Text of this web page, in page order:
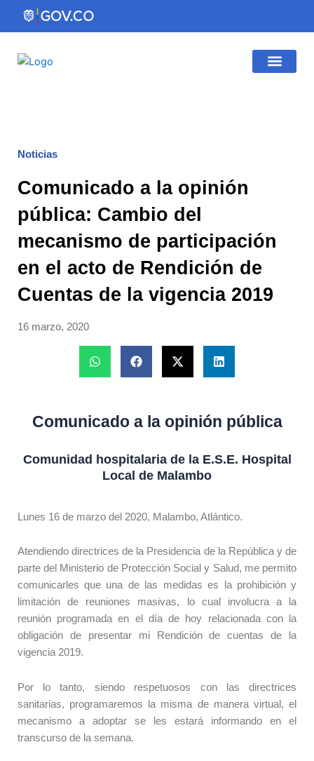
Noticias
Comunicado a la opinión
pública: Cambio del
mecanismo de participación
en el acto de Rendición de
Cuentas de la vigencia 2019
16 marzo, 2020
Comunicado a la opinión pública
Comunidad hospitalaria de la E.S.E. Hospital
Local de Malambo
Lunes 16 de marzo del 2020, Malambo, Atlántico.
Atendiendo directrices de la Presidencia de la República y de
parte del Ministerio de Protección Social y Salud, me permito
comunicarles que una de las medidas es la prohibición y
limitación de reuniones masivas, lo cual involucra a la
reunión programada en el día de hoy relacionada con la
obligación de presentar mi Rendición de cuentas de la
vigencia 2019.
Por lo tanto, siendo respetuosos con las directrices
sanitarias, programaremos la misma de manera virtual, el
mecanismo a adoptar se les estará informando en el
transcurso de la semana.